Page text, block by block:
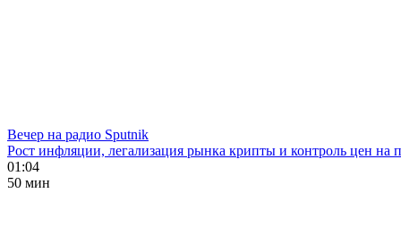
Вечер на радио Sputnik
Рост инфляции, легализация рынка крипты и контроль цен на
01:04
50 мин